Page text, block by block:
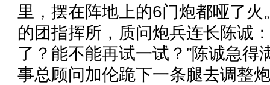
里，摆在阵地上的6门炮都哑了
的团指挥所，质问炮兵连长陈诚
了？能不能再试一试？”陈诚急得
事总顾问加伦跪下一条腿去调整